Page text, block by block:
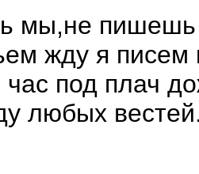
мы,не
жду я
под плач
любых